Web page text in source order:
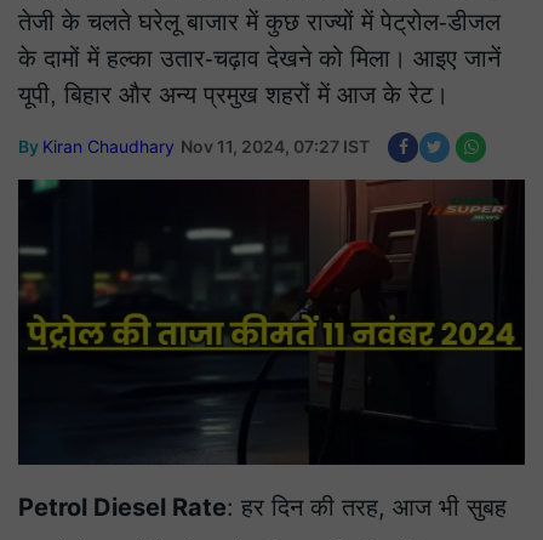
तेजी के चलते घरेलू बाजार में कुछ राज्यों में पेट्रोल-डीजल
के दामों में हल्का उतार-चढ़ाव देखने को मिला। आइए जानें
यूपी, बिहार और अन्य प्रमुख शहरों में आज के रेट।
By Kiran Chaudhary Nov 11, 2024, 07:27 IST
Petrol Diesel Rate: हर दिन की तरह, आज भी सुबह